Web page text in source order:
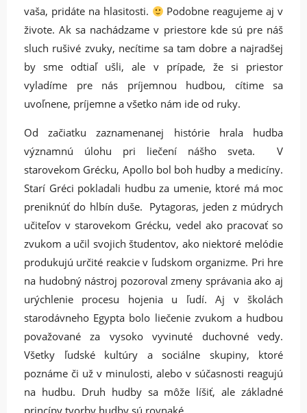
vaša, pridáte na hlasitosti.
Podobne reagujeme aj v
živote. Ak sa nachádzame v priestore kde sú pre náš
sluch rušivé zvuky, necítime sa tam dobre a najradšej
by sme odtiaľ ušli, ale v prípade, že si priestor
vyladíme pre nás príjemnou hudbou, cítime sa
uvoľnene, príjemne a všetko nám ide od ruky.
Od začiatku zaznamenanej histórie hrala hudba
významnú úlohu pri liečení nášho sveta. V
starovekom Grécku, Apollo bol boh hudby a medicíny.
Starí Gréci pokladali hudbu za umenie, ktoré má moc
preniknúť do hlbín duše. Pytagoras, jeden z múdrych
učiteľov v starovekom Grécku, vedel ako pracovať so
zvukom a učil svojich študentov, ako niektoré melódie
produkujú určité reakcie v ľudskom organizme. Pri hre
na hudobný nástroj pozoroval zmeny správania ako aj
urýchlenie procesu hojenia u ľudí. Aj v školách
starodávneho Egypta bolo liečenie zvukom a hudbou
považované za vysoko vyvinuté duchovné vedy.
Všetky ľudské kultúry a sociálne skupiny, ktoré
poznáme či už v minulosti, alebo v súčasnosti reagujú
na hudbu. Druh hudby sa môže líšiť, ale základné
princípy tvorby hudby sú rovnaké.